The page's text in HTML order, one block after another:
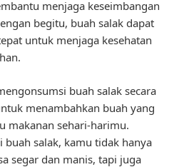
menjaga keseimbangan
begitu, buah salak dapat
untuk menjaga kesehatan
buah salak secara
menambahkan buah yang
makanan sehari-harimu.
buah salak, kamu tidak hanya
segar dan manis, tapi juga